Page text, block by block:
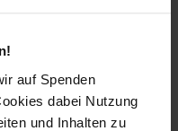
auf Spenden
dabei Nutzung
und Inhalten zu
und mach dich